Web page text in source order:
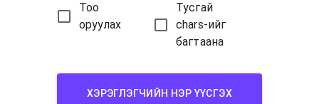
Тоо
оруулах
Тусгай
chars-ийг
багтаана
ХЭРЭГЛЭГЧИЙН НЭР ҮҮСГЭХ